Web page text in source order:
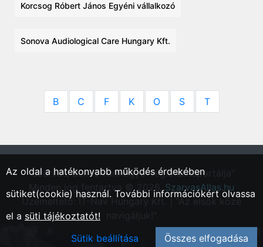
Korcsog Róbert János Egyéni vállalkozó
Sonova Audiological Care Hungary Kft.
B C F K O S T
"Szarvas, Békés vármegyei régió állásportálja"
Minden jog fentartva © 2026.SzarvasAllas.hu
Üzemeltető: IT-Nav Hungary Kft. | "Az elsők közé
Az oldal a hatékonyabb működés érdekében
sütiket(cookie) használ. További információkért olvassa
el a süti tájékoztatót!
Sütik beállítása
Összes elfogadása